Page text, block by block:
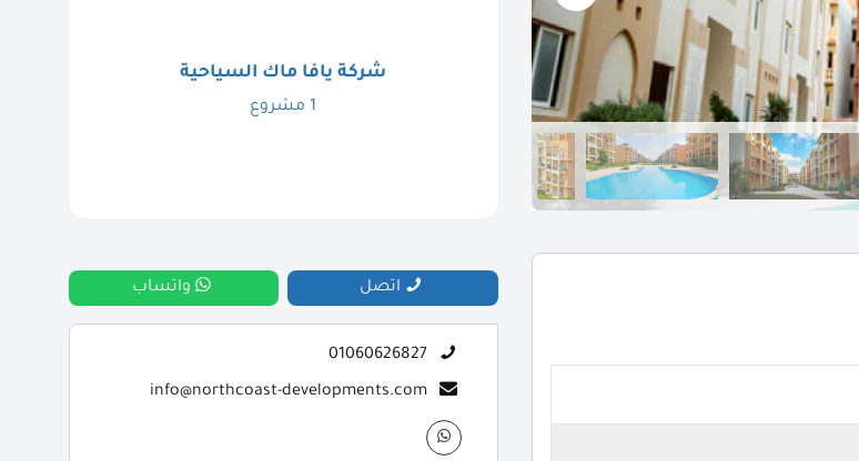
شركة يافا ماك السياحية
1 مشروع
اتصل واتساب
01060626827
info@northcoast-developments.com